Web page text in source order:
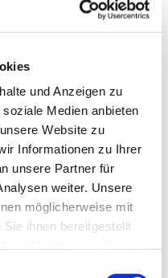
und Anzeigen zu
Medien anbieten
Website zu
Informationen zu Ihrer
unsere Partner für
weiter. Unsere
möglicherweise mit
ihnen bereitgestellt